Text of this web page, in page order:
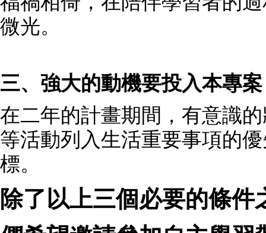
微光。
三、強大的動機要投入本專案
在二年的計畫期間，有意識
等活動列入生活重要事項的
標。
除了以上三個必要的條